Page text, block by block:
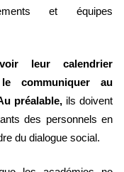
et équipes
leur calendrier
communiquer au
préalable, ils doivent
des personnels en
du dialogue social.